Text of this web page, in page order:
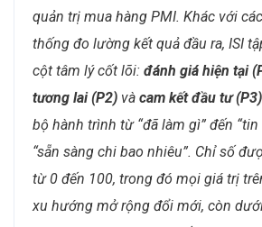
quản trị mua hàng PMI. Khác với
thống đo lường kết quả đầu ra, ISI
cột tâm lý cốt lõi: đánh giá hiện tại
tương lai (P2) và cam kết đầu tư (P3)
bộ hành trình từ “đã làm gì” đến
“sẵn sàng chi bao nhiêu”. Chỉ số
từ 0 đến 100, trong đó mọi giá trị
xu hướng mở rộng đổi mới, còn